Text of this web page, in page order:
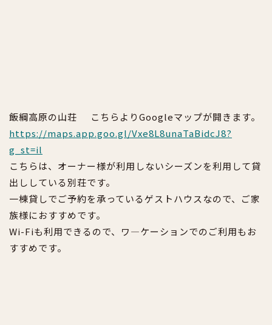
飯綱高原の山荘
こちらよりGoogleマップが開きます。
https://maps.app.goo.gl/Vxe8L8unaTaBidcJ8?
g_st=il
こちらは、オーナー様が利用しないシーズンを利用して貸
出ししている別荘です。
一棟貸しでご予約を承っているゲストハウスなので、ご家
族様におすすめです。
Wi-Fiも利用できるので、ワ―ケーションでのご利用もお
すすめです。